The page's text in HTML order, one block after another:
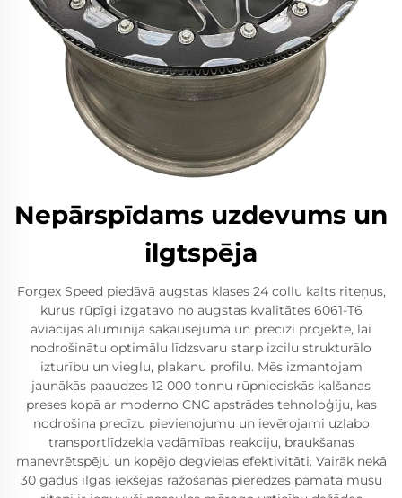
Nepārspīdams uzdevums un
ilgtspēja
Forgex Speed piedāvā augstas klases 24 collu kalts riteņus,
kurus rūpīgi izgatavo no augstas kvalitātes 6061-T6
aviācijas alumīnija sakausējuma un precīzi projektē, lai
nodrošinātu optimālu līdzsvaru starp izcilu strukturālo
izturību un vieglu, plakanu profilu. Mēs izmantojam
jaunākās paaudzes 12 000 tonnu rūpnieciskās kalšanas
preses kopā ar moderno CNC apstrādes tehnoloģiju, kas
nodrošina precīzu pievienojumu un ievērojami uzlabo
transportlīdzekļa vadāmības reakciju, braukšanas
manevrētspēju un kopējo degvielas efektivitāti. Vairāk nekā
30 gadus ilgas iekšējās ražošanas pieredzes pamatā mūsu